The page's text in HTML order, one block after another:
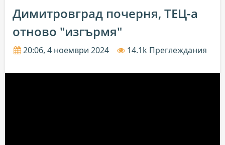
Димитровград почерня, ТЕЦ-а
отново "изгърмя"
20:06, 4 ноември 2024 14.1k Преглеждания